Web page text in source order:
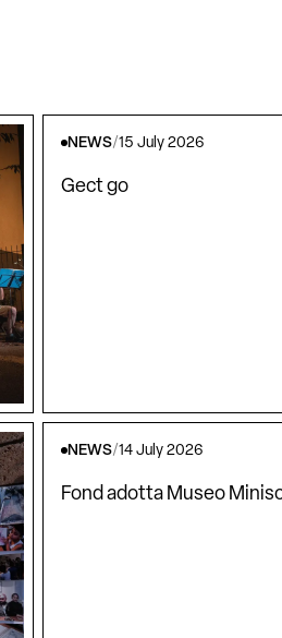
NEWS/15 July 2026
Gect go
NEWS/14 July 2026
Fond adotta Museo